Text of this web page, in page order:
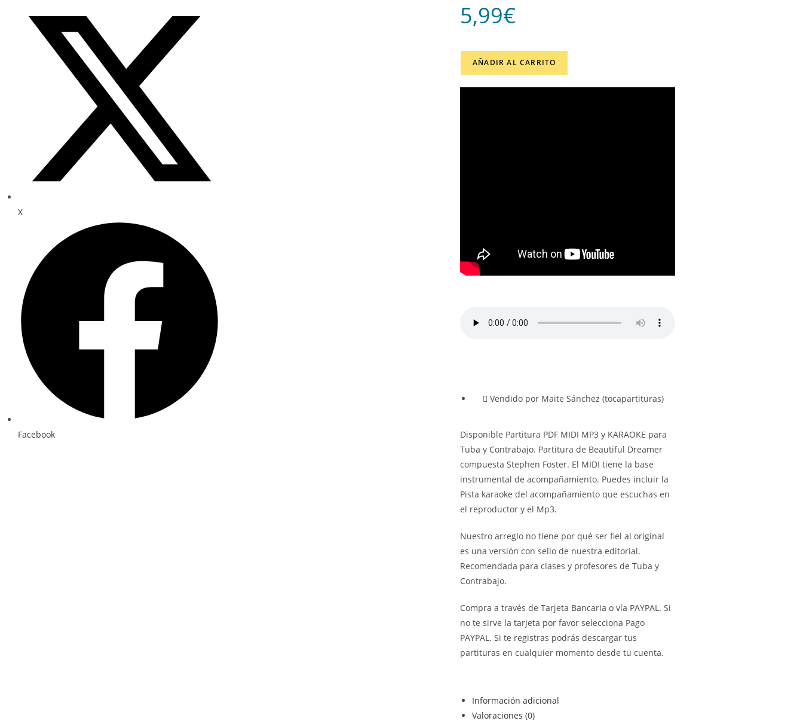
X
Facebook
5,99€
AÑADIR AL CARRITO
Vendido por Maite Sánchez (tocapartituras)
Disponible Partitura PDF MIDI MP3 y KARAOKE para
Tuba y Contrabajo. Partitura de Beautiful Dreamer
compuesta Stephen Foster. El MIDI tiene la base
instrumental de acompañamiento. Puedes incluir la
Pista karaoke del acompañamiento que escuchas en
el reproductor y el Mp3.
Nuestro arreglo no tiene por qué ser fiel al original
es una versión con sello de nuestra editorial.
Recomendada para clases y profesores de Tuba y
Contrabajo.
Compra a través de Tarjeta Bancaria o vía PAYPAL. Si
no te sirve la tarjeta por favor selecciona Pago
PAYPAL. Si te registras podrás descargar tus
partituras en cualquier momento desde tu cuenta.
Información adicional
Valoraciones (0)